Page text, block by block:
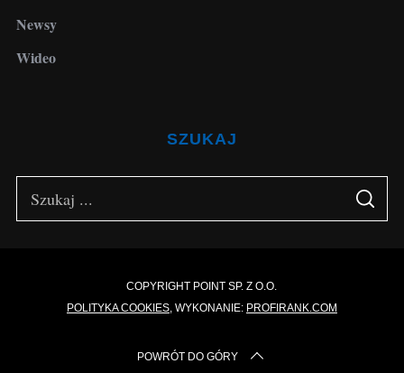
Newsy
Wideo
SZUKAJ
S
A
COPYRIGHT POINT SP. Z O.O.
POLITYKA COOKIES, WYKONANIE: PROFIRANK.COM
POWRÓT DO GÓRY